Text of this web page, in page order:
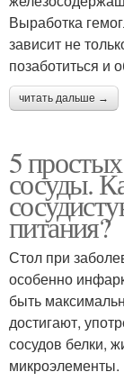
Выработка
зависит не
позаботиться и
читать дальше →
5
сосуды.
питания?
Стол при
особенно
быть
достигают,
сосудов белки,
микроэлементы.